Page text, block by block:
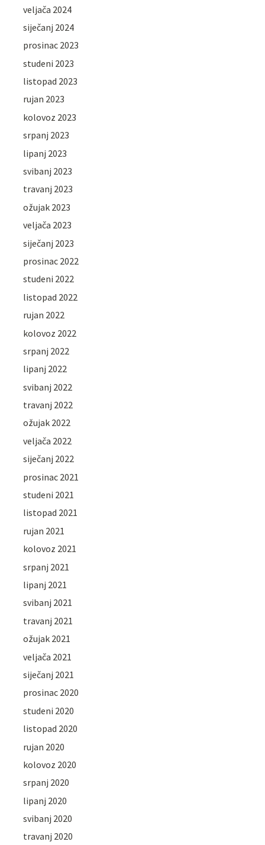
veljača 2024
siječanj 2024
prosinac 2023
studeni 2023
listopad 2023
rujan 2023
kolovoz 2023
srpanj 2023
lipanj 2023
svibanj 2023
travanj 2023
ožujak 2023
veljača 2023
siječanj 2023
prosinac 2022
studeni 2022
listopad 2022
rujan 2022
kolovoz 2022
srpanj 2022
lipanj 2022
svibanj 2022
travanj 2022
ožujak 2022
veljača 2022
siječanj 2022
prosinac 2021
studeni 2021
listopad 2021
rujan 2021
kolovoz 2021
srpanj 2021
lipanj 2021
svibanj 2021
travanj 2021
ožujak 2021
veljača 2021
siječanj 2021
prosinac 2020
studeni 2020
listopad 2020
rujan 2020
kolovoz 2020
srpanj 2020
lipanj 2020
svibanj 2020
travanj 2020